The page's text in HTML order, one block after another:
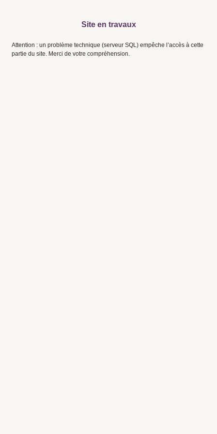
Site en travaux
Attention : un problème technique (serveur SQL) empêche l’accès à cette
partie du site. Merci de votre compréhension.